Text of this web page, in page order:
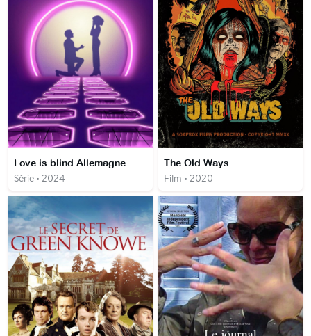
Love is blind Allemagne
Série • 2024
The Old Ways
Film • 2020